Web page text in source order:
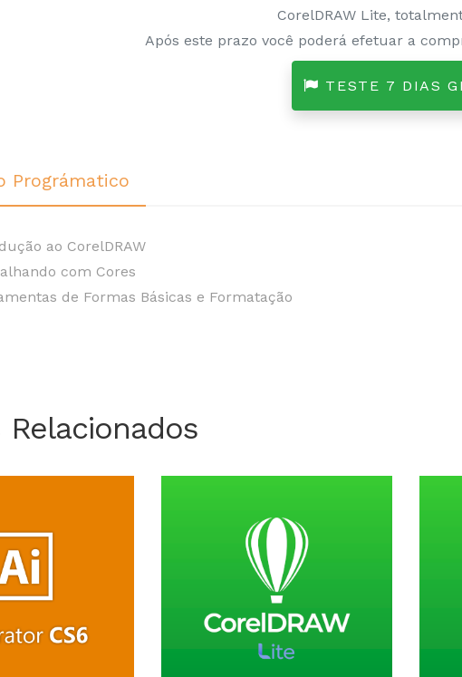
CorelDRAW Lite,
Após este prazo você poderá efetuar a
Prográmatico
ao CorelDRAW
com Cores
de Formas Básicas e Formatação
Relacionados